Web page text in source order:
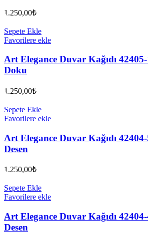
1.250,00₺
Sepete Ekle
Favorilere ekle
Art Elegance Duvar Kağıdı
Doku
1.250,00₺
Sepete Ekle
Favorilere ekle
Art Elegance Duvar Kağıdı
Desen
1.250,00₺
Sepete Ekle
Favorilere ekle
Art Elegance Duvar Kağıdı
Desen